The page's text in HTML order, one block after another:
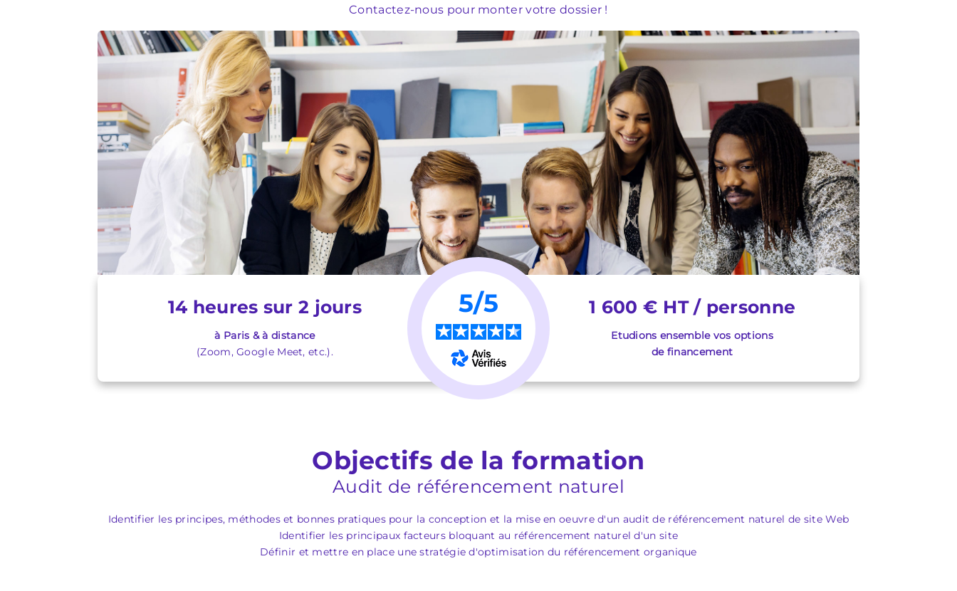
Contactez-nous pour monter votre dossier !
14 heures sur 2 jours
à Paris & à distance
(Zoom, Google Meet, etc.).
5/5
★★★★★
1 600 € HT / personne
Etudions ensemble vos options
de financement
Objectifs de la formation
Audit de référencement naturel
Identifier les principes, méthodes et bonnes pratiques pour la conception et la mise en oeuvre d'un audit de référencement naturel de site Web
Identifier les principaux facteurs bloquant au référencement naturel d'un site
Définir et mettre en place une stratégie d'optimisation du référencement organique